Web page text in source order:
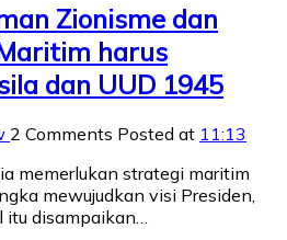
Zionisme dan
harus
dan UUD 1945
2 Comments Posted at 11:13
memerlukan strategi maritim
mewujudkan visi Presiden,
disampaikan…